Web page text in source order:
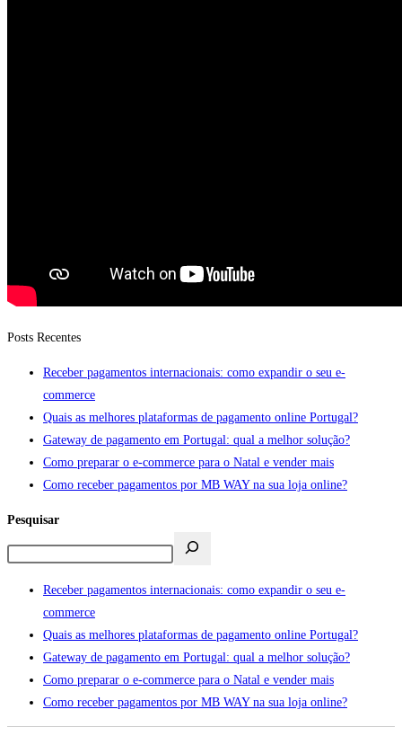
Posts Recentes
Receber pagamentos internacionais: como expandir o seu e-
commerce
Quais as melhores plataformas de pagamento online Portugal?
Gateway de pagamento em Portugal: qual a melhor solução?
Como preparar o e-commerce para o Natal e vender mais
Como receber pagamentos por MB WAY na sua loja online?
Pesquisar
Receber pagamentos internacionais: como expandir o seu e-
commerce
Quais as melhores plataformas de pagamento online Portugal?
Gateway de pagamento em Portugal: qual a melhor solução?
Como preparar o e-commerce para o Natal e vender mais
Como receber pagamentos por MB WAY na sua loja online?